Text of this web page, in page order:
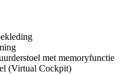
met memoryfunctie
(Virtual Cockpit)